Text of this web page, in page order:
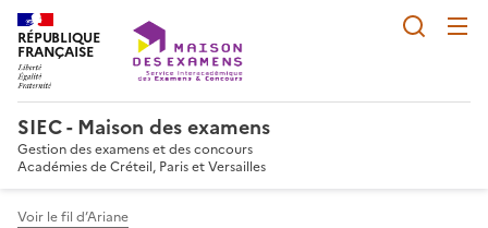
RÉPUBLIQUE
FRANÇAISE
SIEC - Maison des examens
Gestion des examens et des concours
Académies de Créteil, Paris et Versailles
Voir le fil d’Ariane